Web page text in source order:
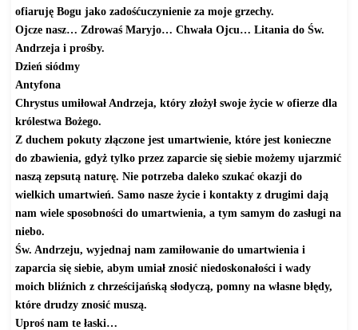
ofiaruję Bogu jako zadośćuczynienie za moje grzechy.
Ojcze nasz… Zdrowaś Maryjo… Chwała Ojcu… Litania do Św.
Andrzeja i prośby.
Dzień siódmy
Antyfona
Chrystus umiłował Andrzeja, który złożył swoje życie w ofierze dla
królestwa Bożego.
Z duchem pokuty złączone jest umartwienie, które jest konieczne
do zbawienia, gdyż tylko przez zaparcie się siebie możemy ujarzmić
naszą zepsutą naturę. Nie potrzeba daleko szukać okazji do
wielkich umartwień. Samo nasze życie i kontakty z drugimi dają
nam wiele sposobności do umartwienia, a tym samym do zasługi na
niebo.
Św. Andrzeju, wyjednaj nam zamiłowanie do umartwienia i
zaparcia się siebie, abym umiał znosić niedoskonałości i wady
moich bliźnich z chrześcijańską słodyczą, pomny na własne błędy,
które drudzy znosić muszą.
Uproś nam te łaski…